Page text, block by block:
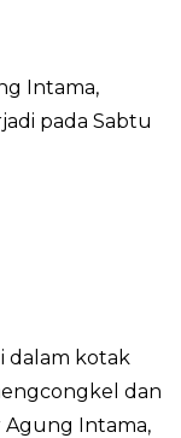
Intama,
pada Sabtu
dalam kotak
dan
Agung Intama,